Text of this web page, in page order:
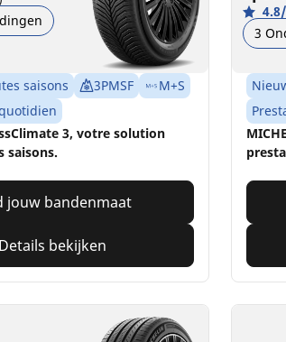
saisons 3PMSF
M+S
3, votre solution
saisons.
jouw bandenmaat
Details bekijken
3